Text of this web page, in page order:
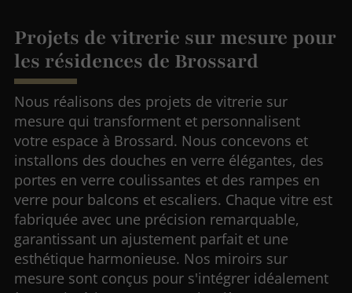
Projets de vitrerie sur mesure pour
les résidences de Brossard
Nous réalisons des projets de vitrerie sur
mesure qui transforment et personnalisent
votre espace à Brossard. Nous concevons et
installons des douches en verre élégantes, des
portes en verre coulissantes et des rampes en
verre pour balcons et escaliers. Chaque vitre est
fabriquée avec une précision remarquable,
garantissant un ajustement parfait et une
esthétique harmonieuse. Nos miroirs sur
mesure sont conçus pour s'intégrer idéalement